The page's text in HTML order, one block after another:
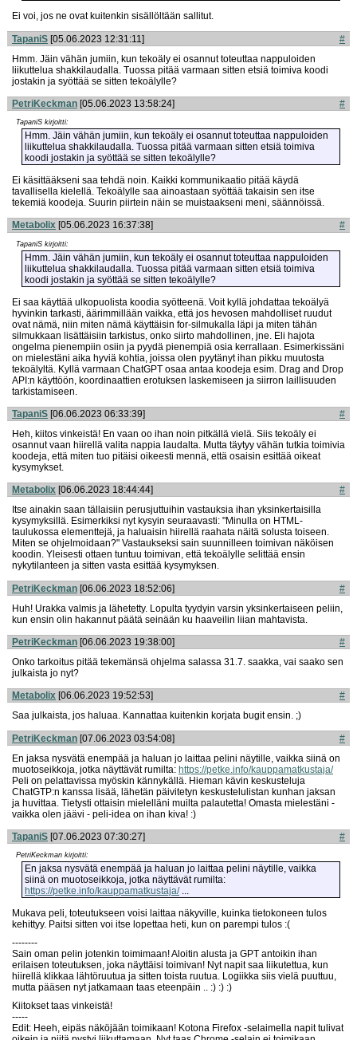
Ei voi, jos ne ovat kuitenkin sisällöltään sallitut.
TapaniS [05.06.2023 12:31:11]
#
Hmm. Jäin vähän jumiin, kun tekoäly ei osannut toteuttaa nappuloiden
liikuttelua shakkilaudalla. Tuossa pitää varmaan sitten etsiä toimiva koodi
jostakin ja syöttää se sitten tekoälylle?
PetriKeckman [05.06.2023 13:58:24] #
TapaniS kirjoitti:
Hmm. Jäin vähän jumiin, kun tekoäly ei osannut toteuttaa nappuloiden
liikuttelua shakkilaudalla. Tuossa pitää varmaan sitten etsiä toimiva
koodi jostakin ja syöttää se sitten tekoälylle?
Ei käsittääkseni saa tehdä noin. Kaikki kommunikaatio pitää käydä
tavallisella kielellä. Tekoälylle saa ainoastaan syöttää takaisin sen itse
tekemiä koodeja. Suurin piirtein näin se muistaakseni meni, säännöissä.
Metabolix [05.06.2023 16:37:38] #
TapaniS kirjoitti:
Hmm. Jäin vähän jumiin, kun tekoäly ei osannut toteuttaa nappuloiden
liikuttelua shakkilaudalla. Tuossa pitää varmaan sitten etsiä toimiva
koodi jostakin ja syöttää se sitten tekoälylle?
Ei saa käyttää ulkopuolista koodia syötteenä. Voit kyllä johdattaa tekoälyä
hyvinkin tarkasti, äärimmillään vaikka, että jos hevosen mahdolliset ruudut
ovat nämä, niin miten nämä käyttäisin for-silmukalla läpi ja miten tähän
silmukkaan lisättäisiin tarkistus, onko siirto mahdollinen, jne. Eli hajota
ongelma pienempiin osiin ja pyydä pienempiä osia kerrallaan. Esimerkissäni
on mielestäni aika hyviä kohtia, joissa olen pyytänyt ihan pikku muutosta
tekoälyltä. Kyllä varmaan ChatGPT osaa antaa koodeja esim. Drag and Drop
API:n käyttöön, koordinaattien erotuksen laskemiseen ja siirron laillisuuden
tarkistamiseen.
TapaniS [06.06.2023 06:33:39]
#
Heh, kiitos vinkeistä! En vaan oo ihan noin pitkällä vielä. Siis tekoäly ei
osannut vaan hiirellä valita nappia laudalta. Mutta täytyy vähän tutkia toimivia
koodeja, että miten tuo pitäisi oikeesti mennä, että osaisin esittää oikeat
kysymykset.
Metabolix [06.06.2023 18:44:44]
#
Itse ainakin saan tällaisiin perusjuttuihin vastauksia ihan yksinkertaisilla
kysymyksillä. Esimerkiksi nyt kysyin seuraavasti: "Minulla on HTML-
taulukossa elementtejä, ja haluaisin hiirellä raahata näitä solusta toiseen.
Miten se ohjelmoidaan?" Vastaukseksi sain suunnilleen toimivan näköisen
koodin. Yleisesti ottaen tuntuu toimivan, että tekoälylle selittää ensin
nykytilanteen ja sitten vasta esittää kysymyksen.
PetriKeckman [06.06.2023 18:52:06]
#
Huh! Urakka valmis ja lähetetty. Lopulta tyydyin varsin yksinkertaiseen peliin,
kun ensin olin hakannut päätä seinään ku haaveilin liian mahtavista.
PetriKeckman [06.06.2023 19:38:00]
#
Onko tarkoitus pitää tekemänsä ohjelma salassa 31.7. saakka, vai saako sen
julkaista jo nyt?
Metabolix [06.06.2023 19:52:53]
#
Saa julkaista, jos haluaa. Kannattaa kuitenkin korjata bugit ensin. ;)
PetriKeckman [07.06.2023 03:54:08]
#
En jaksa nysvätä enempää ja haluan jo laittaa pelini näytille, vaikka siinä on
muotoseikkoja, jotka näyttävät rumilta: https://petke.info/kauppamatkustaja/
Peli on pelattavissa myöskin kännykällä. Hieman kävin keskusteluja
ChatGTP:n kanssa lisää, lähetän päivitetyn keskustelulistan kunhan jaksan
ja huvittaa. Tietysti ottaisin mielelläni muilta palautetta! Omasta mielestäni -
vaikka olen jäävi - peli-idea on ihan kiva! :)
TapaniS [07.06.2023 07:30:27] #
PetriKeckman kirjoitti:
En jaksa nysvätä enempää ja haluan jo laittaa pelini näytille, vaikka
siinä on muotoseikkoja, jotka näyttävät rumilta:
https://petke.info/kauppamatkustaja/...
Mukava peli, toteutukseen voisi laittaa näkyville, kuinka tietokoneen tulos
kehittyy. Paitsi sitten voi itse lopettaa heti, kun on parempi tulos :(
--------
Sain oman pelin jotenkin toimimaan! Aloitin alusta ja GPT antoikin ihan
erilaisen toteutuksen, joka näyttäisi toimivan! Nyt napit saa liikutettua, kun
hiirellä klikkaa lähtöruutua ja sitten toista ruutua. Logiikka siis vielä puuttuu,
mutta pääsen nyt jatkamaan taas eteenpäin .. :) :) :)
Kiitokset taas vinkeistä!
-----
Edit: Heeh, eipäs näköjään toimikaan! Kotona Firefox -selaimella napit tulivat